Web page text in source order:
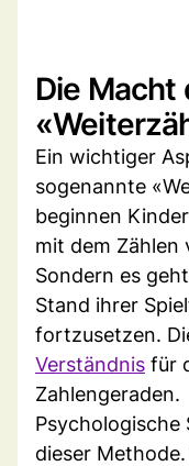
Die Macht
Ein wichtiger
sogenannte
beginnen
mit dem Zählen
Sondern es
Stand ihrer
fortzusetzen.
Verständnis für
Zahlengeraden.
Psychologische
dieser